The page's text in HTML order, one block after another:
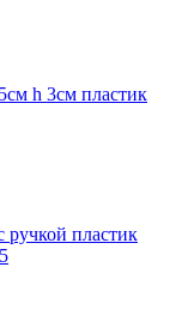
h 3см пластик